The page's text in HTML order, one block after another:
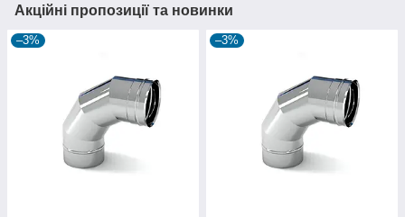
Акційні пропозиції та новинки
–3% –3%